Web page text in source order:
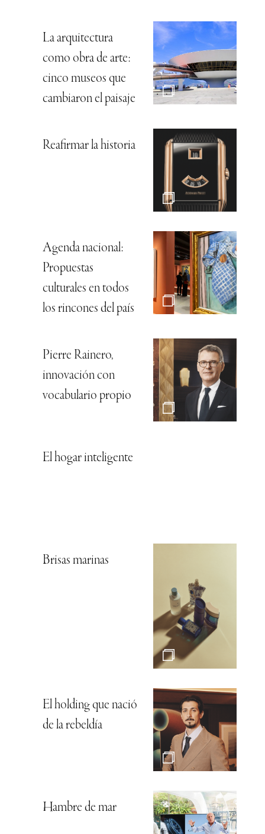
La arquitectura
como obra de arte:
cinco museos que
cambiaron el paisaje
Reafirmar la historia
Agenda nacional:
Propuestas
culturales en todos
los rincones del país
Pierre Rainero,
innovación con
vocabulario propio
El hogar inteligente
Brisas marinas
El holding que nació
de la rebeldía
Hambre de mar